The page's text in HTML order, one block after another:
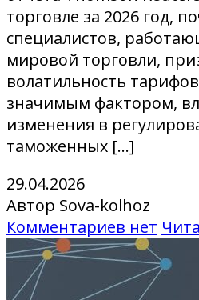
торговле за 2026 год,
специалистов,
мировой торговли,
волатильность
значимым фактором,
изменения в
таможенных […]
29.04.2026
Автор Sova-kolhoz
Комментариев нет